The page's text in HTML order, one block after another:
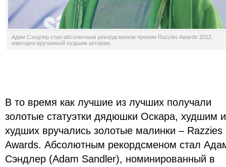
Адам Сэндлер стал абсолютным рекордсменом премии Razzies Awards 2012,
ежегодно вручаемой худшим актерам.
В то время как лучшие из лучших получали
золотые статуэтки дядюшки Оскара, худшим
худших вручались золотые малинки – Razzies
Awards. Абсолютным рекордсменом стал
Сэндлер (Adam Sandler), номинированный в